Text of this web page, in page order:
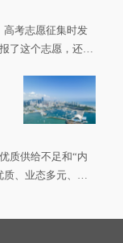
高考志愿征集时发
了这个志愿，还真
书。
质供给不足和“内
质、业态多元、智